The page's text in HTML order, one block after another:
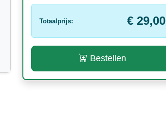
Totaalprijs: € 29,00
Bestellen